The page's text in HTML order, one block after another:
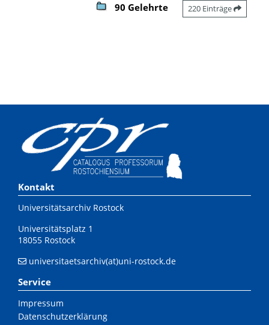
90 Gelehrte 220 Einträge
Kontakt
Universitätsarchiv Rostock
Universitätsplatz 1
18055 Rostock
universitaetsarchiv(at)uni-rostock.de
Service
Impressum
Datenschutzerklärung